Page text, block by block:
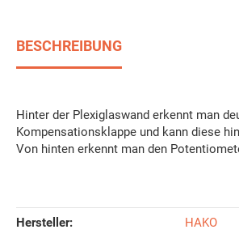
BESCHREIBUNG
Hinter der Plexiglaswand erkennt man
Kompensationsklappe und kann diese
Von hinten erkennt man den
Hersteller: HAKO